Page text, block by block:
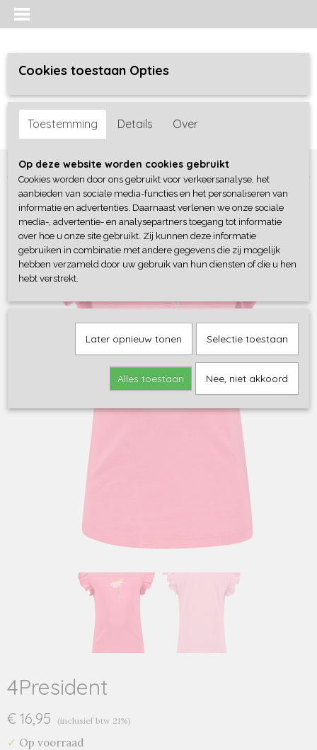
Inloggen Registreren
Home >Meisjes baby>shirts / tunieken>4President
4President
€ 16,95 (inclusief btw 21%)
✓ Op voorraad
Cookies toestaan Opties
Toestemming Details Over
Op deze website worden cookies gebruikt
Cookies worden door ons gebruikt voor verkeersanalyse, het
aanbieden van sociale media-functies en het personaliseren van
informatie en advertenties. Daarnaast verlenen we onze sociale
media-, advertentie- en analysepartners toegang tot informatie
over hoe u onze site gebruikt. Zij kunnen deze informatie
gebruiken in combinatie met andere gegevens die zij mogelijk
hebben verzameld door uw gebruik van hun diensten of die u hen
hebt verstrekt.
Later opnieuw tonen Selectie toestaan
Alles toestaan Nee, niet akkoord